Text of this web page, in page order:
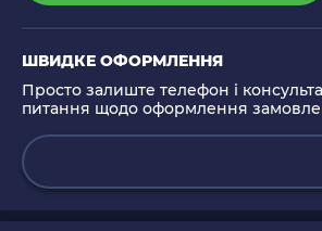
ШВИДКЕ ОФОРМЛЕННЯ
Просто залиште телефон і
питання щодо оформлення